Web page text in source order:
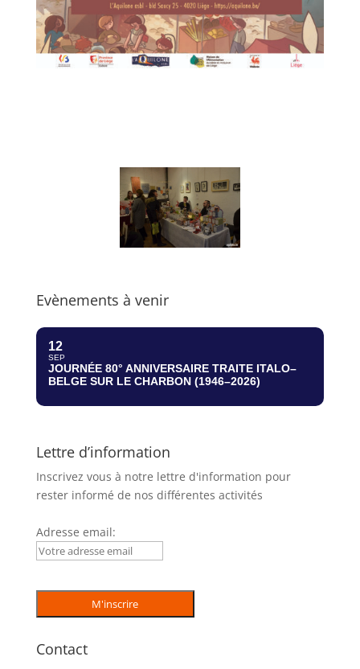
Evènements à venir
12
SEP
JOURNÉE 80° ANNIVERSAIRE TRAITE ITALO–
BELGE SUR LE CHARBON (1946–2026)
Lettre d’information
Inscrivez vous à notre lettre d'information pour
rester informé de nos différentes activités
Adresse email:
Contact